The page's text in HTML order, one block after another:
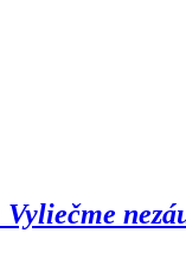
Vyliečme